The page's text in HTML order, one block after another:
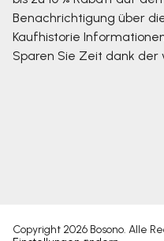
Benachrichtigung über
Kaufhistorie
Sparen Sie Zeit dank
Copyright 2026 Bosono. Alle